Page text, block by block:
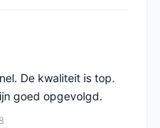
De kwaliteit is top.
goed opgevolgd.